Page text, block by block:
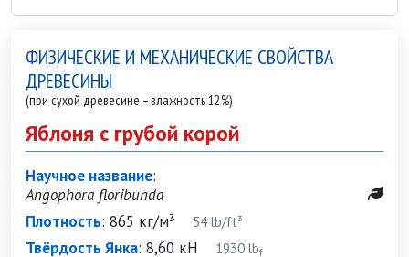
ФИЗИЧЕСКИЕ И МЕХАНИЧЕСКИЕ СВОЙСТВА
ДРЕВЕСИНЫ
(при сухой древесине – влажность 12%)
Яблоня с грубой корой
Научное название:
Angophora floribunda
Плотность: 865 кг/м³ 54 lb/ft³
Твёрдость Янка: 8,60 кН 1930 lbf